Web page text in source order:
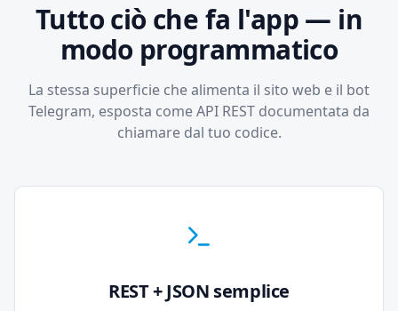
Tutto ciò che fa l'app — in
modo programmatico
La stessa superficie che alimenta il sito web e il bot
Telegram, esposta come API REST documentata da
chiamare dal tuo codice.
REST + JSON semplice